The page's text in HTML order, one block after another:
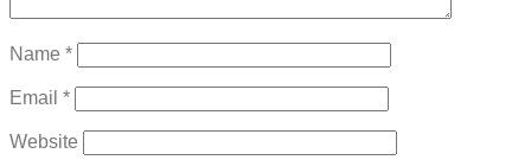
Name *
Email *
Website